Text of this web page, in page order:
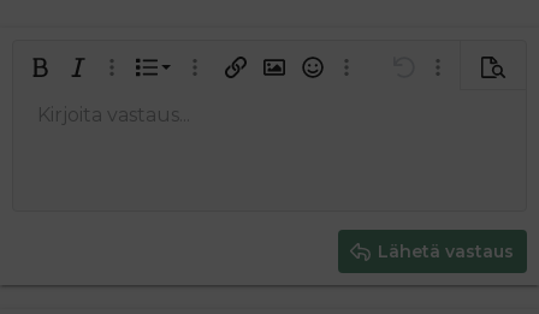
LihavoituKursivoitu
Laajennettuun editoriin…
Lista
Järjestetty lista
Laajennettuun editoriin…
Lisää hyperlinkki
Lisää kuva
HymiötLaajennettuun
Kumoa
Fontin koko
9
Tekstiväri
KirjasintyyliArial
Yliviivaa
Tasaus Tasaa vasemmalle
Paragraph format
Normal
LainausLisää video/media
Lisää taulukko
Insert horizontal line
Tee uudelleen
BBCode-näkymä
Poista muotoilu
Luonnokset
Kirjoita vastaus...
Lähetä vastaus